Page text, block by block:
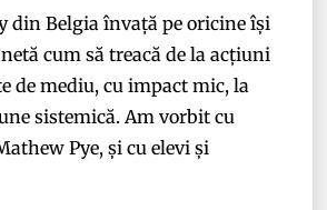
din Belgia învață pe oricine își
cum să treacă de la acțiuni
de mediu, cu impact mic, la
sistemică. Am vorbit cu
Pye, și cu elevi și